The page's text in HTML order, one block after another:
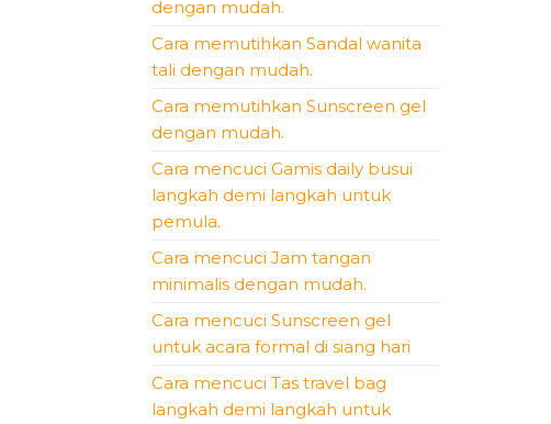
dengan mudah.
Cara memutihkan Sandal wanita
tali dengan mudah.
Cara memutihkan Sunscreen gel
dengan mudah.
Cara mencuci Gamis daily busui
langkah demi langkah untuk
pemula.
Cara mencuci Jam tangan
minimalis dengan mudah.
Cara mencuci Sunscreen gel
untuk acara formal di siang hari
Cara mencuci Tas travel bag
langkah demi langkah untuk